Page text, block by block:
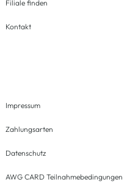
Filiale finden
Kontakt
Impressum
Zahlungsarten
Datenschutz
AWG CARD Teilnahmebedingungen